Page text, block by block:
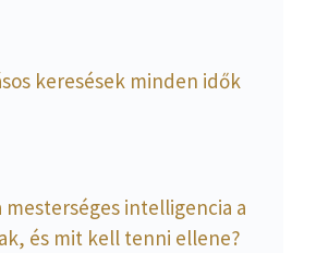
keresések minden idők
mesterséges intelligencia a
és mit kell tenni ellene?